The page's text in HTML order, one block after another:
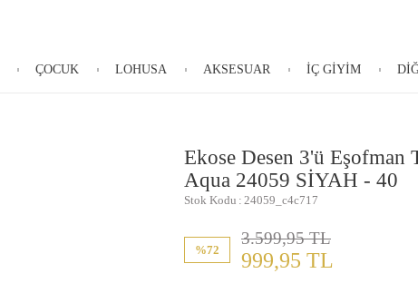
ÇOCUK LOHUSA AKSESUAR İÇ GİYİM
Ekose Desen 3'ü Eşofman
Aqua 24059 SİYAH - 40
Stok Kodu 24059_c4c717
%72
3.599,95 TL
999,95 TL